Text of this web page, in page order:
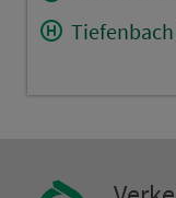
Tiefenbach